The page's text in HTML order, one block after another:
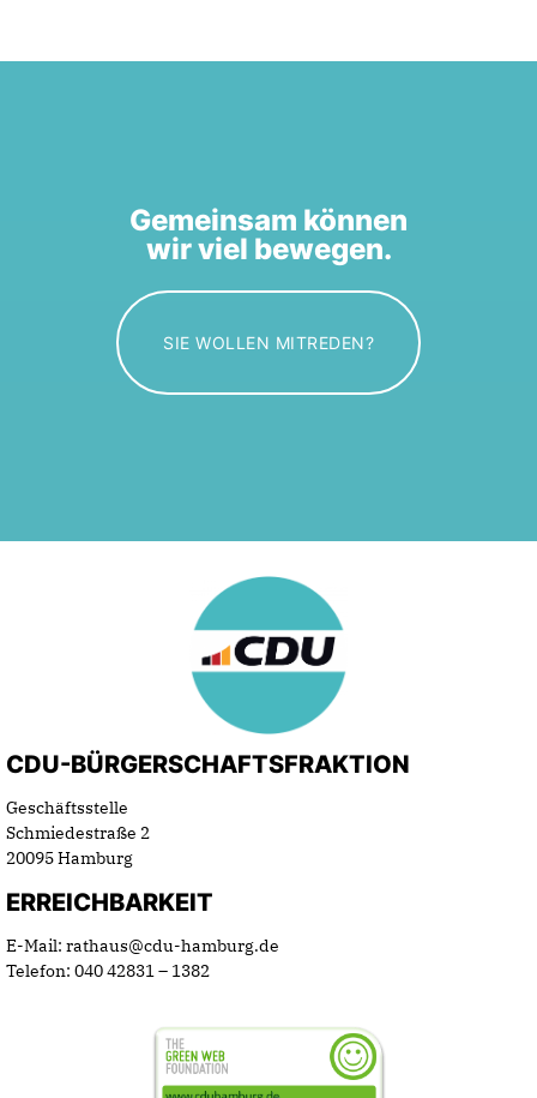
Gemeinsam können
wir viel bewegen.
SIE WOLLEN MITREDEN?
CDU-BÜRGERSCHAFTSFRAKTION
Geschäftsstelle
Schmiedestraße 2
20095 Hamburg
ERREICHBARKEIT
E-Mail: rathaus@cdu-hamburg.de
Telefon: 040 42831 – 1382